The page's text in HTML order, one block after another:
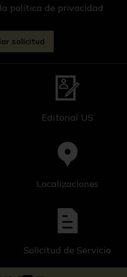
la política de privacidad
Editorial US
Localizaciones
Solicitud de Servicio